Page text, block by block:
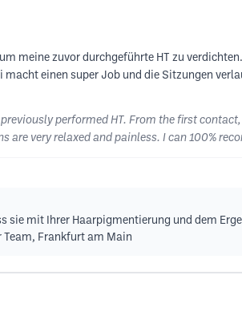
meine zuvor durchgeführte HT zu
einen super Job und die Sitzungen
performed HT. From the first
very relaxed and painless. I can 100%
sie mit Ihrer Haarpigmentierung und dem
Team, Frankfurt am Main